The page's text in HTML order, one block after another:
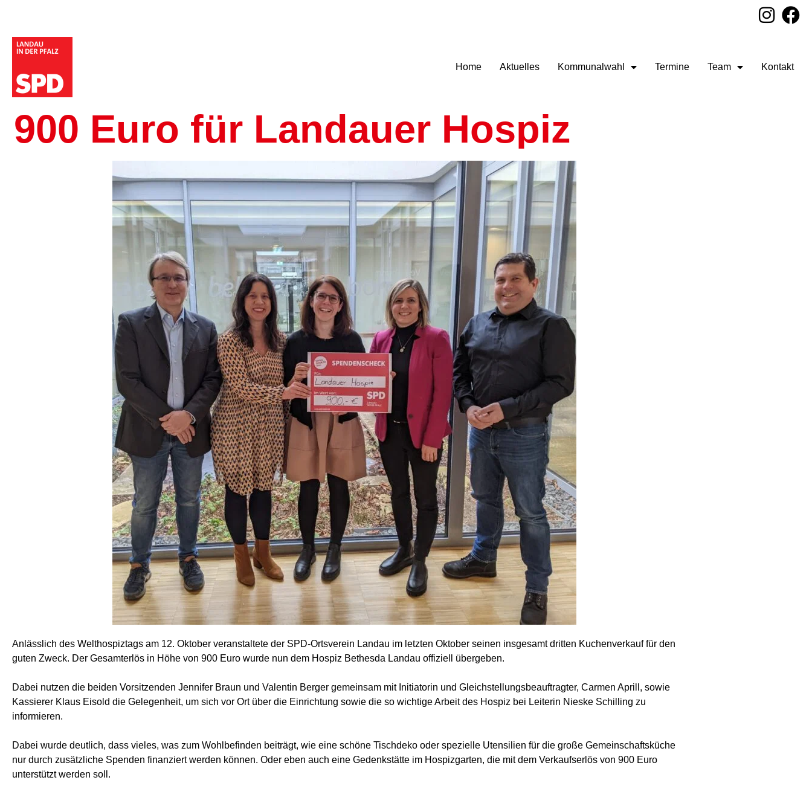
Home Aktuelles Kommunalwahl Termine Team Kontakt
900 Euro für Landauer Hospiz
Anlässlich des Welthospiztags am 12. Oktober veranstaltete der SPD-Ortsverein Landau im letzten Oktober seinen insgesamt dritten Kuchenverkauf für den
guten Zweck. Der Gesamterlös in Höhe von 900 Euro wurde nun dem Hospiz Bethesda Landau offiziell übergeben.
Dabei nutzen die beiden Vorsitzenden Jennifer Braun und Valentin Berger gemeinsam mit Initiatorin und Gleichstellungsbeauftragter, Carmen Aprill, sowie
Kassierer Klaus Eisold die Gelegenheit, um sich vor Ort über die Einrichtung sowie die so wichtige Arbeit des Hospiz bei Leiterin Nieske Schilling zu
informieren.
Dabei wurde deutlich, dass vieles, was zum Wohlbefinden beiträgt, wie eine schöne Tischdeko oder spezielle Utensilien für die große Gemeinschaftsküche
nur durch zusätzliche Spenden finanziert werden können. Oder eben auch eine Gedenkstätte im Hospizgarten, die mit dem Verkaufserlös von 900 Euro
unterstützt werden soll.